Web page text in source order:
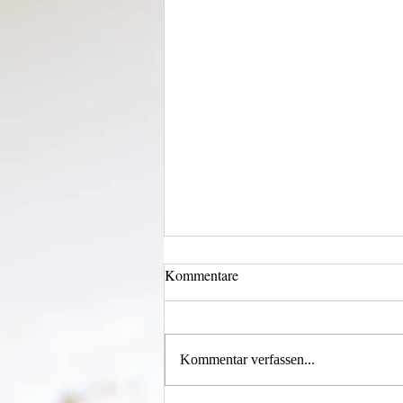
Kommentare
Kommentar verfassen...